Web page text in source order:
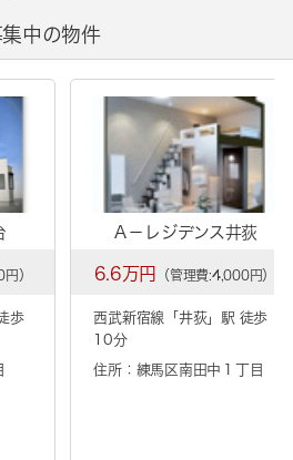
中の物件
）
歩
Ａ－レジデンス井荻
6.6万円 （管理費:4,000円）
西武新宿線「 井荻 」駅 徒歩
10分
住所：練馬区南田中１丁目